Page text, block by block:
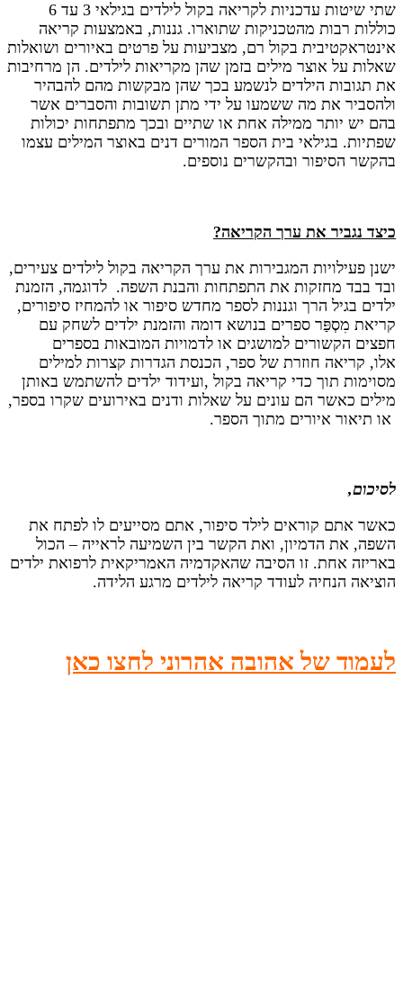
שתי שיטות עדכניות לקריאה בקול לילדים בגילאי 3 עד 6
כוללות רבות מהטכניקות שתוארו. גננות, באמצעות קריאה
אינטראקטיבית בקול רם, מצביעות על פרטים באיורים ושואלות
שאלות על אוצר מילים בזמן שהן מקריאות לילדים. הן מרחיבות
את תגובות הילדים לנשמע בכך שהן מבקשות מהם להבהיר
ולהסביר את מה ששמעו על ידי מתן תשובות והסברים אשר
בהם יש יותר ממילה אחת או שתיים ובכך מתפתחות יכולות
שפתיות. בגילאי בית הספר המורים דנים באוצר המילים עצמו
בהקשר הסיפור ובהקשרים נוספים.
כיצד נגביר את ערך הקריאה?
ישנן פעילויות המגבירות את ערך הקריאה בקול לילדים צעירים,
ובד בבד מחזקות את התפתחות והבנת השפה. לדוגמה, הזמנת
ילדים בגיל הרך וגננות לספר מחדש סיפור או להמחיז סיפורים,
קריאת מִסְפַּר ספרים בנושא דומה והזמנת ילדים לשחק עם
חפצים הקשורים למושגים או לדמויות המובאות בספרים
אלו, קריאה חוזרת של ספר, הכנסת הגדרות קצרות למילים
מסוימות תוך כדי קריאה בקול ,ועידוד ילדים להשתמש באותן
מילים כאשר הם עונים על שאלות ודנים באירועים שקרו בספר,
או תיאור איורים מתוך הספר.
לסיכום,
כאשר אתם קוראים לילד סיפור, אתם מסייעים לו לפתח את
השפה, את הדמיון, ואת הקשר בין השמיעה לראייה – הכול
באריזה אחת. זו הסיבה שהאקדמיה האמריקאית לרפואת ילדים
הוציאה הנחיה לעודד קריאה לילדים מרגע הלידה.
לעמוד של אהובה אהרוני לחצו כאן